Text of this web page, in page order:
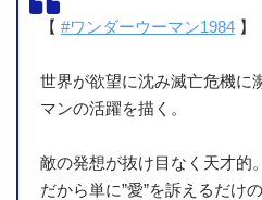
【 #ワンダーウーマン1984 】
世界が欲望に沈み滅亡危機に
マンの活躍を描く。
敵の発想が抜け目なく天才的。
だから単に”愛”を訴えるだけ